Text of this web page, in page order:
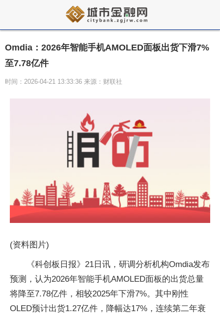
Omdia：2026年智能手机AMOLED面板出货下滑7%
至7.78亿件
时间：2026-04-21 13:33:36 来源：财联社
(资料图片)
《科创板日报》21日讯，研调分析机构Omdia发布
预测，认为2026年智能手机AMOLED面板的出货总量
将降至7.78亿件，相较2025年下滑7%。其中刚性
OLED预计出货1.27亿件，降幅达17%，连续第二年衰